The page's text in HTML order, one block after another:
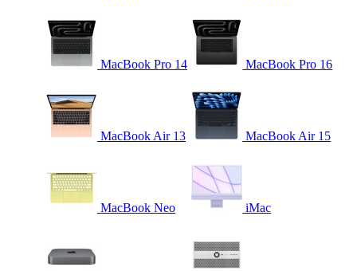
MacBook Pro 14 MacBook Pro 16
MacBook Air 13 MacBook Air 15
MacBook Neo iMac